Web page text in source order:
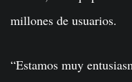
millones de usuarios.
“Estamos muy